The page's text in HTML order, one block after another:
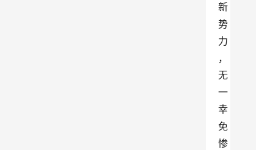
新
势
力
，
无
一
幸
免
惨